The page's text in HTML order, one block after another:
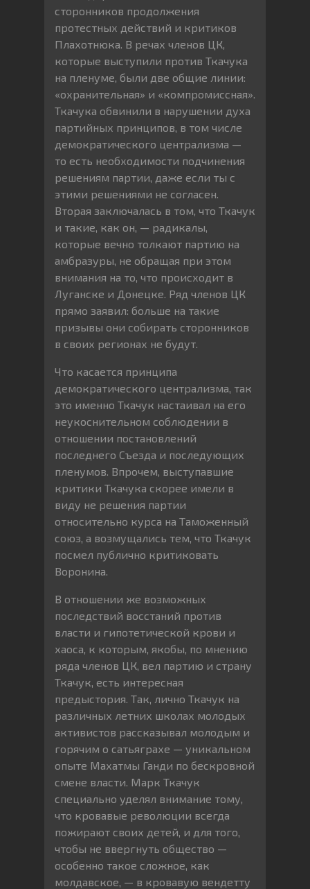
сторонников продолжения
протестных действий и критиков
Плахотнюка. В речах членов ЦК,
которые выступили против Ткачука
на пленуме, были две общие линии:
«охранительная» и «компромиссная».
Ткачука обвинили в нарушении духа
партийных принципов, в том числе
демократического централизма —
то есть необходимости подчинения
решениям партии, даже если ты с
этими решениями не согласен.
Вторая заключалась в том, что Ткачук
и такие, как он, — радикалы,
которые вечно толкают партию на
амбразуры, не обращая при этом
внимания на то, что происходит в
Луганске и Донецке. Ряд членов ЦК
прямо заявил: больше на такие
призывы они собирать сторонников
в своих регионах не будут.
Что касается принципа
демократического централизма, так
это именно Ткачук настаивал на его
неукоснительном соблюдении в
отношении постановлений
последнего Съезда и последующих
пленумов. Впрочем, выступавшие
критики Ткачука скорее имели в
виду не решения партии
относительно курса на Таможенный
союз, а возмущались тем, что Ткачук
посмел публично критиковать
Воронина.
В отношении же возможных
последствий восстаний против
власти и гипотетической крови и
хаоса, к которым, якобы, по мнению
ряда членов ЦК, вел партию и страну
Ткачук, есть интересная
предыстория. Так, лично Ткачук на
различных летних школах молодых
активистов рассказывал молодым и
горячим о сатьяграхе — уникальном
опыте Махатмы Ганди по бескровной
смене власти. Марк Ткачук
специально уделял внимание тому,
что кровавые революции всегда
пожирают своих детей, и для того,
чтобы не ввергнуть общество —
особенно такое сложное, как
молдавское, — в кровавую вендетту